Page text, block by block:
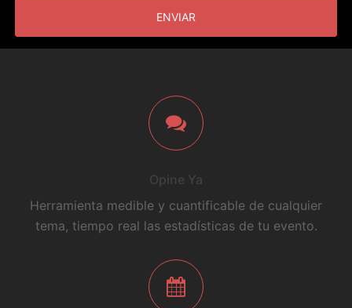
Opine Ya
Herramienta medible y cuantificable de cualquier
tema, tiempo real las estadísticas de tu evento.